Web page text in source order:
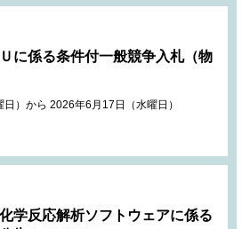
に係る条件付一般競争入札（物
）から 2026年6月17日（水曜日）
学反応解析ソフトウェアに係る